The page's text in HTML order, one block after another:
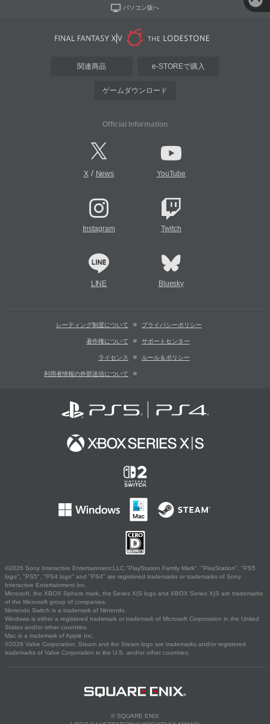
パソコン版へ
関連商品 e-STOREで購入
ゲームダウンロード
Official Information
X/ News YouTube
Instagram Twitch
LINE Bluesky
レーティング制度について プライバシーポリシー
著作権について サポートセンター
ライセンス ルール＆ポリシー
利用者情報の外部送信について
©2026 Sony Interactive Entertainment LLC."PlayStation Family Mark", "PlayStation", "PS5
logo", "PS5", "PS4 logo" and "PS4" are registered trademarks or trademarks of Sony
Interactive Entertainment Inc.
Microsoft, the XBOX Sphere mark, the Series X|S logo and XBOX Series X|S are trademarks
of the Microsoft group of companies.
Nintendo Switch is a trademark of Nintendo.
Windows is either a registered trademark or trademark of Microsoft Corporation in the United
States and/or other countries.
Mac is a trademark of Apple Inc.
©2026 Valve Corporation. Steam and the Steam logo are trademarks and/or registered
trademarks of Valve Corporation in the U.S. and/or other countries.
© SQUARE ENIX